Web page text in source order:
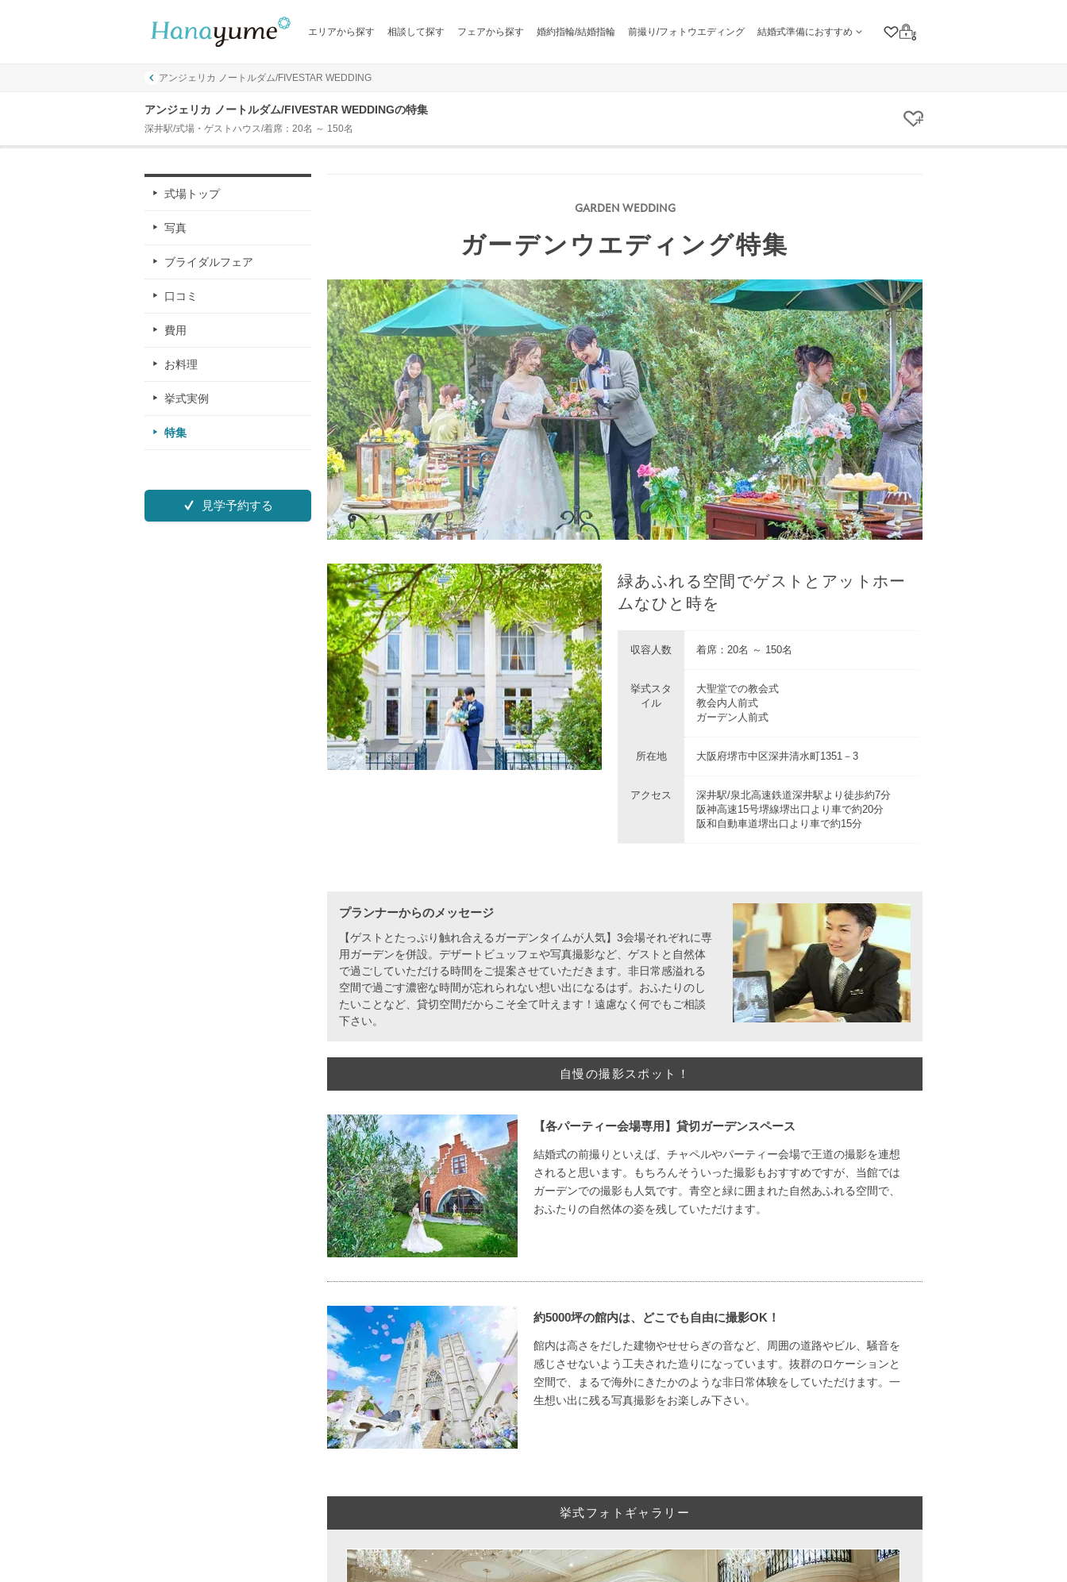
エリアから探す 相談して探す フェアから探す 婚約指輪/結婚指輪 前撮り/フォトウエディング 結婚式準備におすすめ
クリップリスト
ログイン
アンジェリカ ノートルダム/FIVESTAR WEDDING
アンジェリカ ノートルダム/FIVESTAR WEDDINGの特集
深井駅/式場・ゲストハウス/着席：20名 ～ 150名 クリップする
式場トップ
写真
ブライダルフェア
口コミ
費用
お料理
挙式実例
特集
見学予約する
ガーデンウエディング特集
緑あふれる空間でゲストとアットホー
ムなひと時を
収容人数 着席：20名 ～ 150名
挙式スタ
イル
大聖堂での教会式
教会内人前式
ガーデン人前式
所在地 大阪府堺市中区深井清水町1351－3
アクセス
深井駅/泉北高速鉄道深井駅より徒歩約7分
阪神高速15号堺線堺出口より車で約20分
阪和自動車道堺出口より車で約15分
プランナーからのメッセージ
【ゲストとたっぷり触れ合えるガーデンタイムが人気】3会場それぞれに専
用ガーデンを併設。デザートビュッフェや写真撮影など、ゲストと自然体
で過ごしていただける時間をご提案させていただきます。非日常感溢れる
空間で過ごす濃密な時間が忘れられない想い出になるはず。おふたりのし
たいことなど、貸切空間だからこそ全て叶えます！遠慮なく何でもご相談
下さい。
自慢の撮影スポット！
【各パーティー会場専用】貸切ガーデンスペース
結婚式の前撮りといえば、チャペルやパーティー会場で王道の撮影を連想
されると思います。もちろんそういった撮影もおすすめですが、当館では
ガーデンでの撮影も人気です。青空と緑に囲まれた自然あふれる空間で、
おふたりの自然体の姿を残していただけます。
約5000坪の館内は、どこでも自由に撮影OK！
館内は高さをだした建物やせせらぎの音など、周囲の道路やビル、騒音を
感じさせないよう工夫された造りになっています。抜群のロケーションと
空間で、まるで海外にきたかのような非日常体験をしていただけます。一
生想い出に残る写真撮影をお楽しみ下さい。
挙式フォトギャラリー